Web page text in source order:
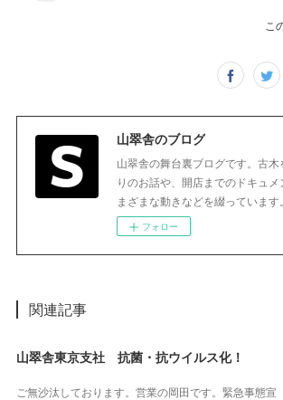
こ
山翠舎のブログ
山翠舎の舞台裏ブログです。古木
りのお話や、開店までのドキュ
まざまな動きなどを綴っています。
フォロー
関連記事
山翠舎東京支社 抗菌・抗ウイルス化！
ご無沙汰しております。営業の岡田です。緊急事態宣